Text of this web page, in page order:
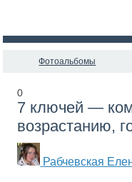
Фотоальбомы
0
7 ключей —
возрастанию,
Рабчевская